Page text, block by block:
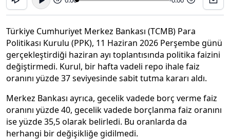
Türkiye Cumhuriyet Merkez Bankası (TCMB) Para
Politikası Kurulu (PPK), 11 Haziran 2026 Perşembe günü
gerçekleştirdiği haziran ayı toplantısında politika faizini
değiştirmedi. Kurul, bir hafta vadeli repo ihale faiz
oranını yüzde 37 seviyesinde sabit tutma kararı aldı.
Merkez Bankası ayrıca, gecelik vadede borç verme faiz
oranını yüzde 40, gecelik vadede borçlanma faiz oranını
ise yüzde 35,5 olarak belirledi. Bu oranlarda da
herhangi bir değişikliğe gidilmedi.